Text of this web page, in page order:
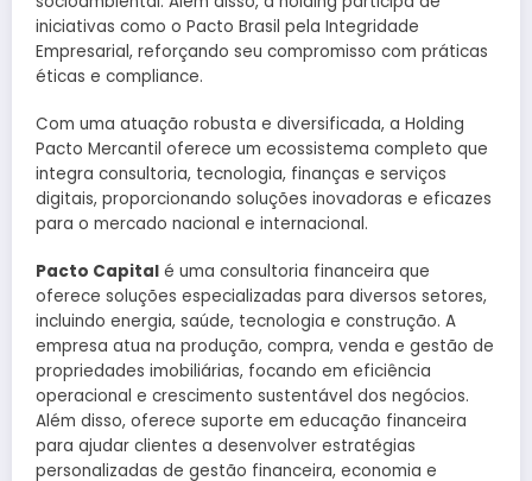
iniciativas como o Pacto Brasil pela Integridade
Empresarial, reforçando seu compromisso com práticas
éticas e compliance.
Com uma atuação robusta e diversificada, a Holding
Pacto Mercantil oferece um ecossistema completo que
integra consultoria, tecnologia, finanças e serviços
digitais, proporcionando soluções inovadoras e eficazes
para o mercado nacional e internacional.
Pacto Capital é uma consultoria financeira que
oferece soluções especializadas para diversos setores,
incluindo energia, saúde, tecnologia e construção. A
empresa atua na produção, compra, venda e gestão de
propriedades imobiliárias, focando em eficiência
operacional e crescimento sustentável dos negócios.
Além disso, oferece suporte em educação financeira
para ajudar clientes a desenvolver estratégias
personalizadas de gestão financeira, economia e